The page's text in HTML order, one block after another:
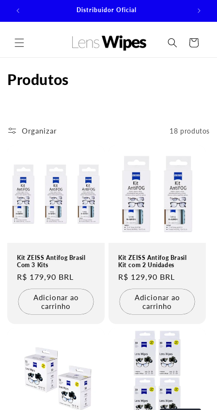
para o
Distribuidor Oficial
Carrinho
C
e
o
Produtos
Organizar 18 produtos
Kit ZEISS Antifog Brasil
Com 3 Kits
Preço
normal
R$ 179,90 BRL
Adicionar ao
carrinho
Kit ZEISS Antifog Brasil
Kit com 2 Unidades
Preço
normal
R$ 129,90 BRL
Adicionar ao
carrinho